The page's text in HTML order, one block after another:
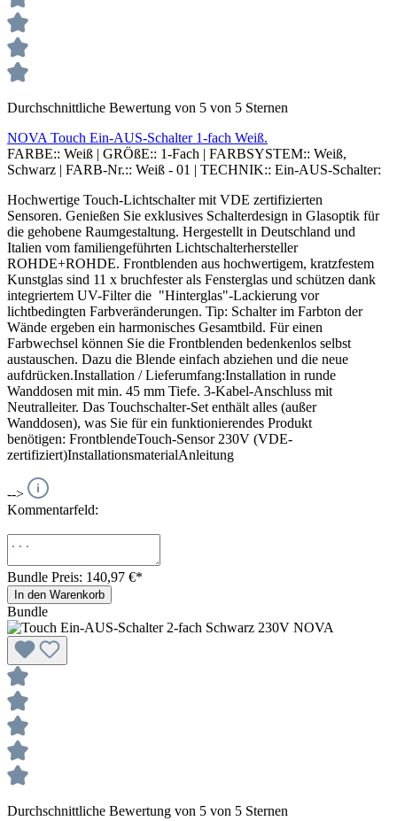
Durchschnittliche Bewertung von 5 von 5 Sternen
NOVA Touch Ein-AUS-Schalter 1-fach Weiß.
FARBE:: Weiß | GRÖßE:: 1-Fach | FARBSYSTEM:: Weiß,
Schwarz | FARB-Nr.:: Weiß - 01 | TECHNIK:: Ein-AUS-Schalter:
Hochwertige Touch-Lichtschalter mit VDE zertifizierten
Sensoren. Genießen Sie exklusives Schalterdesign in Glasoptik für
die gehobene Raumgestaltung. Hergestellt in Deutschland und
Italien vom familiengeführten Lichtschalterhersteller
ROHDE+ROHDE. Frontblenden aus hochwertigem, kratzfestem
Kunstglas sind 11 x bruchfester als Fensterglas und schützen dank
integriertem UV-Filter die "Hinterglas"-Lackierung vor
lichtbedingten Farbveränderungen. Tip: Schalter im Farbton der
Wände ergeben ein harmonisches Gesamtbild. Für einen
Farbwechsel können Sie die Frontblenden bedenkenlos selbst
austauschen. Dazu die Blende einfach abziehen und die neue
aufdrücken.Installation / Lieferumfang:Installation in runde
Wanddosen mit min. 45 mm Tiefe. 3-Kabel-Anschluss mit
Neutralleiter. Das Touchschalter-Set enthält alles (außer
Wanddosen), was Sie für ein funktionierendes Produkt
benötigen: FrontblendeTouch-Sensor 230V (VDE-
zertifiziert)InstallationsmaterialAnleitung
-->
Kommentarfeld:
Bundle Preis: 140,97 €*
In den Warenkorb
Bundle
Durchschnittliche Bewertung von 5 von 5 Sternen